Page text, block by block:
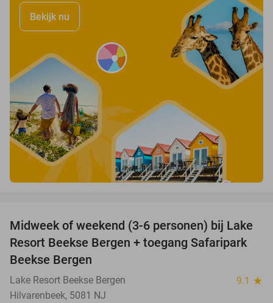
Bekijk nu
53%
Midweek of weekend (3-6 personen) bij Lake
Resort Beekse Bergen + toegang Safaripark
Beekse Bergen
Lake Resort Beekse Bergen 9.1 star
Hilvarenbeek, 5081 NJ